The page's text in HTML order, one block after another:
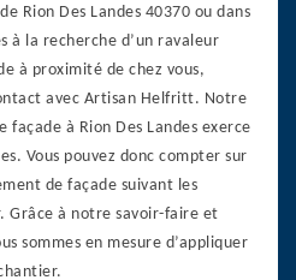
Rion Des Landes 40370 ou dans
à la recherche d’un ravaleur
à proximité de chez vous,
avec Artisan Helfritt. Notre
à Rion Des Landes exerce
Vous pouvez donc compter sur
de façade suivant les
Grâce à notre savoir-faire et
sommes en mesure d’appliquer